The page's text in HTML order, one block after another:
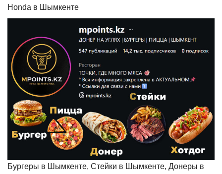
Honda в Шымкенте
Бургеры в Шымкенте, Стейки в Шымкенте, Донеры в